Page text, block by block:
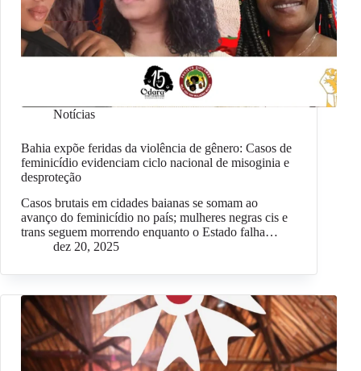
Notícias
Bahia expõe feridas da violência de gênero: Casos de
feminicídio evidenciam ciclo nacional de misoginia e
desproteção
Casos brutais em cidades baianas se somam ao
avanço do feminicídio no país; mulheres negras cis e
trans seguem morrendo enquanto o Estado falha…
dez 20, 2025